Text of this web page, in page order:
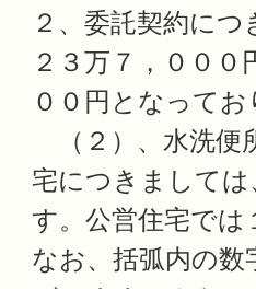
２、委託契約に
２３万７，００
００円となって
（２）、水洗便
宅につきまして
す。公営住宅では
なお、括弧内の